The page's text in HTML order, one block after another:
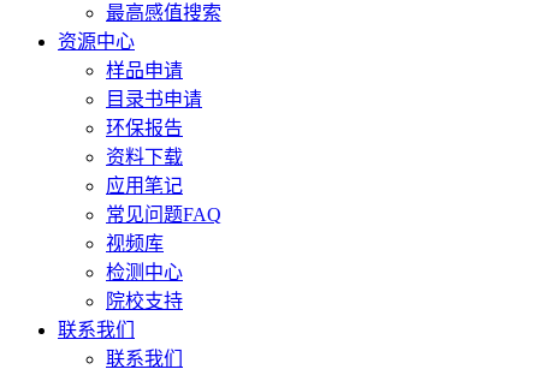
最高感值搜索
资源中心
样品申请
目录书申请
环保报告
资料下载
应用笔记
常见问题FAQ
视频库
检测中心
院校支持
联系我们
联系我们